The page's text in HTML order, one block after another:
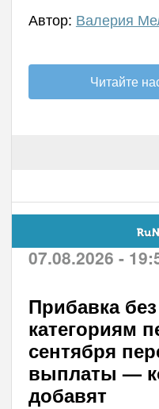
Автор: Валерия
Читайте
07.08.2026 -
Прибавка
категориям
сентября
выплаты —
добавят